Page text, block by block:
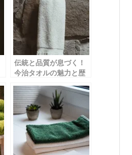
伝統と品質が息づく！
今治タオルの魅力と歴